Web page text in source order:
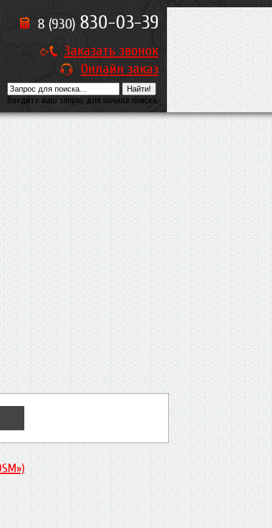
Введите ваш запрос для начала поиска.
8 (930) 830-03-39
Заказать звонок
Онлайн заказ